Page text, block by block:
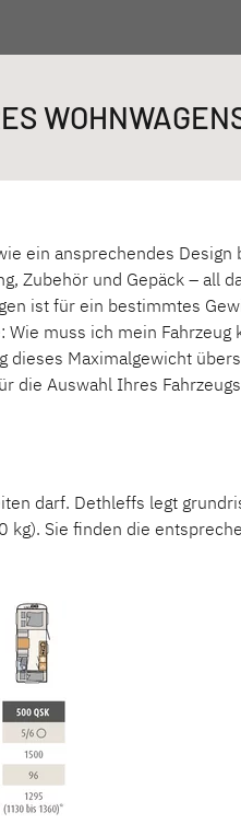
UP
Camping-Erlebnis
540 QMK
ein ansprechendes
Zubehör und Gepäck – all
ist für ein bestimmtes
muss ich mein
Maximalgewicht
Auswahl Ihres
darf. Dethleffs legt
Sie finden die